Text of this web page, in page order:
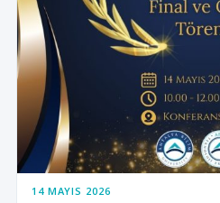
14 MAYIS 2026